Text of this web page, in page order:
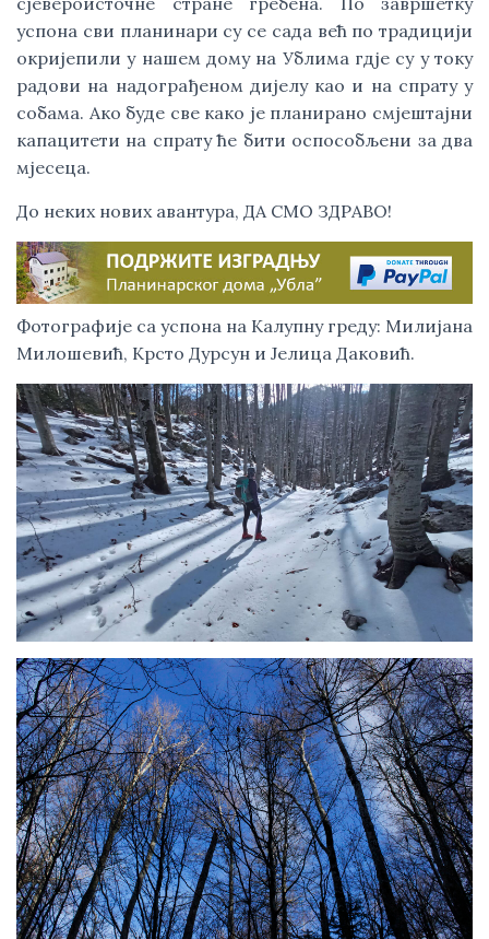
успона сви планинари су се сада већ по традицији
окријепили у нашем дому на Ублима гдје су у току
радови на надограђеном дијелу као и на спрату у
собама. Ако буде све како је планирано смјештајни
капацитети на спрату ће бити оспособљени за два
мјесеца.
До неких нових авантура, ДА СМО ЗДРАВО!
Фотографије са успона на Калупну греду: Милијана
Милошевић, Крсто Дурсун и Јелица Даковић.